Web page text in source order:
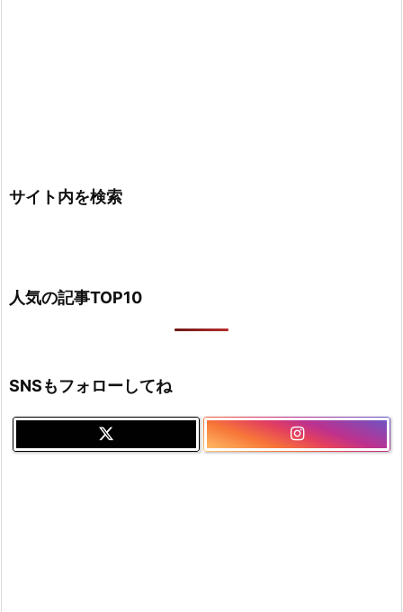
サイト内を検索
人気の記事TOP10
SNSもフォローしてね